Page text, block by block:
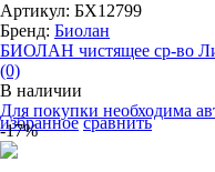
избранное сравнить
Артикул: БХ12799
Бренд: Биолан
БИОЛАН чистящее ср-во
(0)
В наличии
Для покупки необходима
-17%